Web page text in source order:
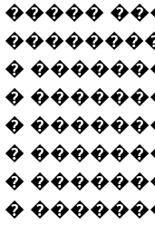
�����
�
�
�
�
�
�